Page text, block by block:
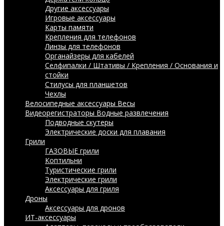
Другие аксессуары
Игровые аксессуары
Карты памяти
Крепления для телефонов
Линзы для телефонов
Органайзеры для кабелей
Селфипалки / Штативы / Крепления / Основания и
стойки
Стилусы для планшетов
Чехлы
Велосипедные аксессуары Весы
Видеорегистраторы Водные развлечения
Подводные скутеры
Электрические доски для плавания
Грили
ГАЗОВЫЕ грили
Коптильни
Туристические грили
Электрические грили
Аксессуары для гриля
Дроны
Аксессуары для дронов
ИТ-аксессуары